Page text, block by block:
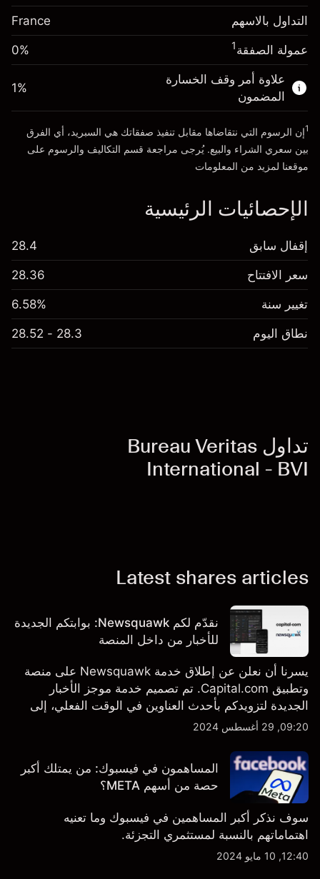
(-€3.46)
حجم التداول مع الرافعة المالية ~ $
المال من الرافعة المالية ~
الذهاب إلى المنصة
رسم المبيت
%
(-€0.98)
حجم التداول مع الرافعة المالية ~ $
المال من الرافعة المالية ~
التداول بالاسهم France
عمولة الصفقة1
0%
علاوة أمر وقف الخسارة
المضمون
1%
1إن الرسوم التي نتقاضاها مقابل تنفيذ صفقاتك هي السبريد، أي الفرق
بين سعري الشراء والبيع. يُرجى مراجعة قسم التكاليف والرسوم على
موقعنا لمزيد من المعلومات
الإحصائيات الرئيسية
إقفال سابق 28.4
سعر الافتتاح 28.36
تغيير سنة 6.58%
نطاق اليوم 28.3 - 28.52
تداول Bureau Veritas
International - BVI
Latest shares articles
نقدّم لكم Newsquawk: بوابتكم الجديدة
للأخبار من داخل المنصة
يسرنا أن نعلن عن إطلاق خدمة Newsquawk على منصة
وتطبيق Capital.com. تم تصميم خدمة موجز الأخبار
الجديدة لتزويدكم بأحدث العناوين في الوقت الفعلي، إلى
جانب قصص إخبارية مخصصة وتقارير تحليلية متعمقة - وكل
بالضبط.
09:20, 29 أغسطس 2024
المساهمون في فيسبوك: من يمتلك أكبر
حصة من أسهم META؟
سوف نذكر أكبر المساهمين في فيسبوك وما تعنيه
اهتماماتهم بالنسبة لمستثمري التجزئة.
12:40, 10 مايو 2024